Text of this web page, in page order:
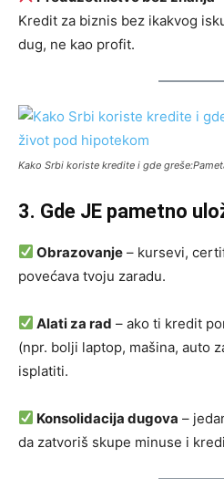
Kredit za biznis bez ikakvog
dug, ne kao profit.
Kako Srbi koriste kredite i gde
3. Gde JE pametno
Obrazovanje – kursevi,
povećava tvoju zaradu.
Alati za rad – ako ti kredit
(npr. bolji laptop, mašina, auto
isplatiti.
Konsolidacija dugova –
da zatvoriš skupe minuse i